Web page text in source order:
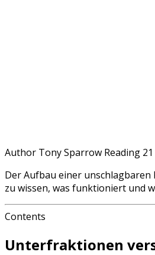
Author Tony Sparrow Reading
Der Aufbau einer
zu wissen, was funktioniert und
Contents
Unterfraktionen